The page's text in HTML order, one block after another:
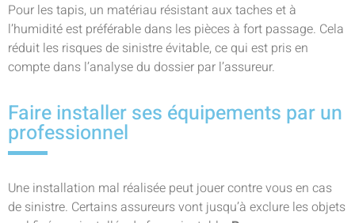
Pour les tapis, un matériau résistant aux taches et à
l’humidité est préférable dans les pièces à fort passage. Cela
réduit les risques de sinistre évitable, ce qui est pris en
compte dans l’analyse du dossier par l’assureur.
Faire installer ses équipements par un
professionnel
Une installation mal réalisée peut jouer contre vous en cas
de sinistre. Certains assureurs vont jusqu’à exclure les objets